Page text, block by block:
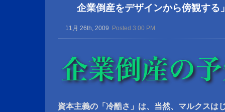
企業倒産をデザインから傍観する
11月 26th, 2009 Posted 3:00 PM
資本主義の「冷酷さ」は、当然、マルクスは